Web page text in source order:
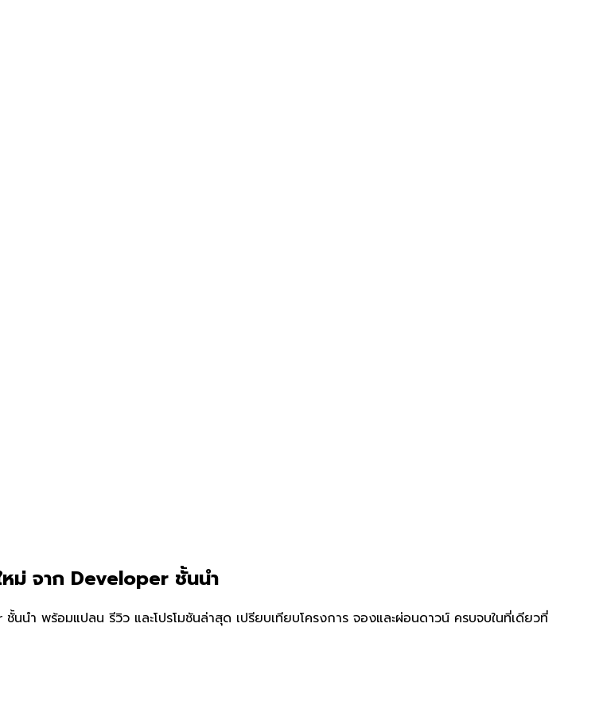
หม่ จาก Developer ชั้นนำ
นำ พร้อมแปลน รีวิว และโปรโมชันล่าสุด เปรียบเทียบโครงการ จองและผ่อนดาวน์ ครบจบในที่เดียวที่